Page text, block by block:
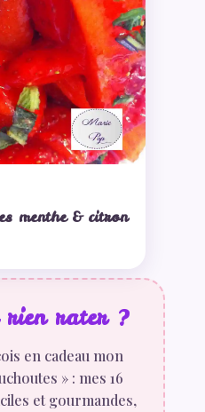
menthe & citron
rien rater ?
en cadeau mon
» : mes 16
et gourmandes,